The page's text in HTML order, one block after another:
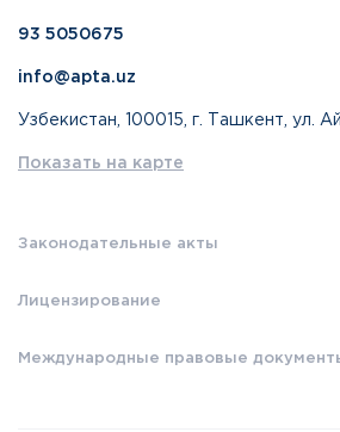
93 5050675
info@apta.uz
Узбекистан, 100015, г. Ташкент, ул.
Показать на карте
Законодательные акты
Лицензирование
Международные правовые